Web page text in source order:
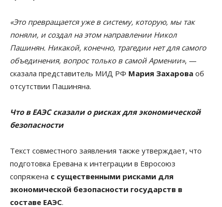
«Это превращается уже в систему, которую, мы так
поняли, и создал на этом направлении Никол
Пашинян. Никакой, конечно, трагедии нет для самого
объединения, вопрос только в самой Армении», —
сказала представитель МИД РФ Мария Захарова об
отсутствии Пашиняна.
Что в ЕАЭС сказали о рисках для экономической
безопасности
Текст совместного заявления также утверждает, что
подготовка Еревана к интеграции в Евросоюз
сопряжена с существенными рисками для
экономической безопасности государств в
составе ЕАЭС.